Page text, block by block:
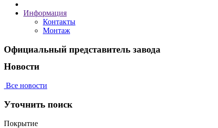
Информация
Контакты
Монтаж
Официальный представитель завода
Новости
Все новости
Уточнить поиск
Покрытие